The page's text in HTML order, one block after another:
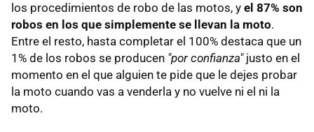
los procedimientos de robo de las motos, y el 87% son
robos en los que simplemente se llevan la moto.
Entre el resto, hasta completar el 100% destaca que un
1% de los robos se producen "por confianza"justo en el
momento en el que alguien te pide que le dejes probar
la moto cuando vas a venderla y no vuelve ni el ni la
moto.